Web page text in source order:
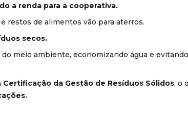
a renda para a cooperativa.
restos de alimentos vão para aterros.
secos.
meio ambiente, economizando água e
Certificação da Gestão de Resíduos Sólidos, o